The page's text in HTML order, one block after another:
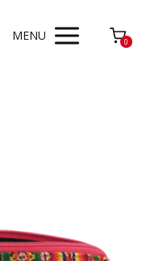
MENU 0